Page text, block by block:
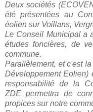
Deux sociétés
été présentées au
éolien sur Voillans,
Le Conseil Municipal a
études foncières, de
commune.
Parallèlement, et c'est
Développement Eolien)
responsabilité de la
ZDE permettra de
propices sur notre